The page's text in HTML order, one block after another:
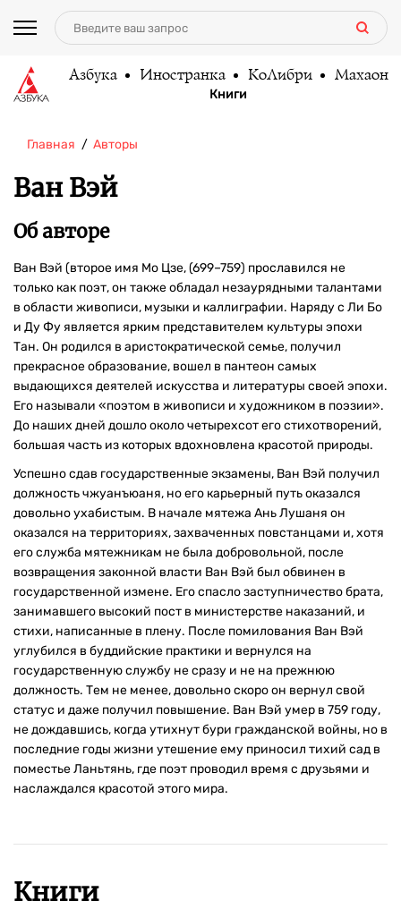
Азбука Иностранка КоЛибри Махаон
Книги
Главная Авторы
Ван Вэй
Об авторе
Ван Вэй (второе имя Мо Цзе, (699–759) прославился не
только как поэт, он также обладал незаурядными талантами
в области живописи, музыки и каллиграфии. Наряду с Ли Бо
и Ду Фу является ярким представителем культуры эпохи
Тан. Он родился в аристократической семье, получил
прекрасное образование, вошел в пантеон самых
выдающихся деятелей искусства и литературы своей эпохи.
Его называли «поэтом в живописи и художником в поэзии».
До наших дней дошло около четырехсот его стихотворений,
большая часть из которых вдохновлена красотой природы.
Успешно сдав государственные экзамены, Ван Вэй получил
должность чжуанъюаня, но его карьерный путь оказался
довольно ухабистым. В начале мятежа Ань Лушаня он
оказался на территориях, захваченных повстанцами и, хотя
его служба мятежникам не была добровольной, после
возвращения законной власти Ван Вэй был обвинен в
государственной измене. Его спасло заступничество брата,
занимавшего высокий пост в министерстве наказаний, и
стихи, написанные в плену. После помилования Ван Вэй
углубился в буддийские практики и вернулся на
государственную службу не сразу и не на прежнюю
должность. Тем не менее, довольно скоро он вернул свой
статус и даже получил повышение. Ван Вэй умер в 759 году,
не дождавшись, когда утихнут бури гражданской войны, но в
последние годы жизни утешение ему приносил тихий сад в
поместье Ланьтянь, где поэт проводил время с друзьями и
наслаждался красотой этого мира.
Книги